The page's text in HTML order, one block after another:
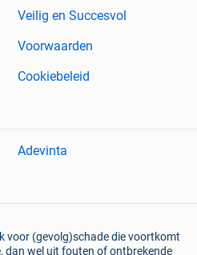
Veilig en Succesvol
Voorwaarden
Cookiebeleid
Adevinta
voor (gevolg)schade die voortkomt
dan wel uit fouten of ontbrekende